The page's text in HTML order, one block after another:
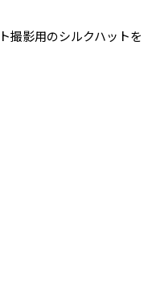
撮影用のシルクハットを